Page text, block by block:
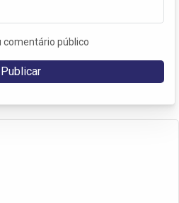
comentário público